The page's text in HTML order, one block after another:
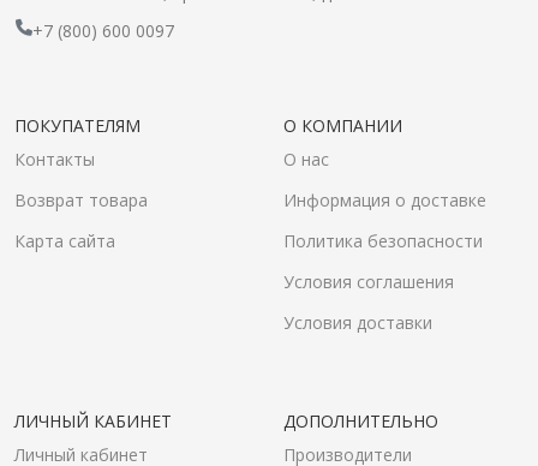
+7 (800) 600 0097
ПОКУПАТЕЛЯМ
Контакты
Возврат товара
Карта сайта
О КОМПАНИИ
О нас
Информация о доставке
Политика безопасности
Условия соглашения
Условия доставки
ЛИЧНЫЙ КАБИНЕТ
Личный кабинет
ДОПОЛНИТЕЛЬНО
Производители